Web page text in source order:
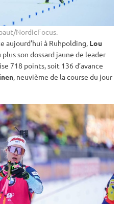
NordicFocus.
aujourd’hui à Ruhpolding, Lou
son dossard jaune de leader
718 points, soit 136 d’avance
, neuvième de la course du jour